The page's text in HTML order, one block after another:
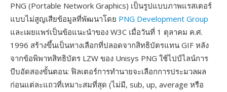
PNG (Portable Network Graphics) เป็นรูปแบบภาพแรสเตอร์
แบบไม่สูญเสียข้อมูลที่พัฒนาโดย PNG Development Group
และเผยแพร่เป็นข้อแนะนำของ W3C เมื่อวันที่ 1 ตุลาคม ค.ศ.
1996 สร้างขึ้นเป็นทางเลือกที่ปลอดจากสิทธิบัตรแทน GIF หลัง
จากข้อพิพาทสิทธิบัตร LZW ของ Unisys PNG ใช้ไปป์ไลน์การ
บีบอัดสองขั้นตอน: ฟิลเตอร์การทำนายจะเลือกการประมวลผล
ก่อนแต่ละแถวที่เหมาะสมที่สุด (ไม่มี, sub, up, average หรือ